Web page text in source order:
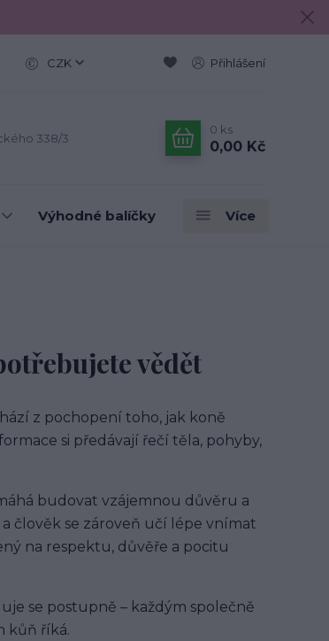
CZK Přihlášení
338/3
0 ks
0,00 Kč
Výhodné balíčky Více
vědět
z pochopení toho, jak koně
si předávají řečí těla, pohyby,
budovat vzájemnou důvěru a
člověk se zároveň učí lépe vnímat
na respektu, důvěře a pocitu
se postupně – každým společně
kůň říká.